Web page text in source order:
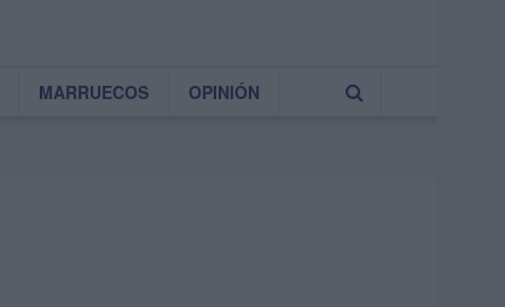
MARRUECOS OPINIÓN